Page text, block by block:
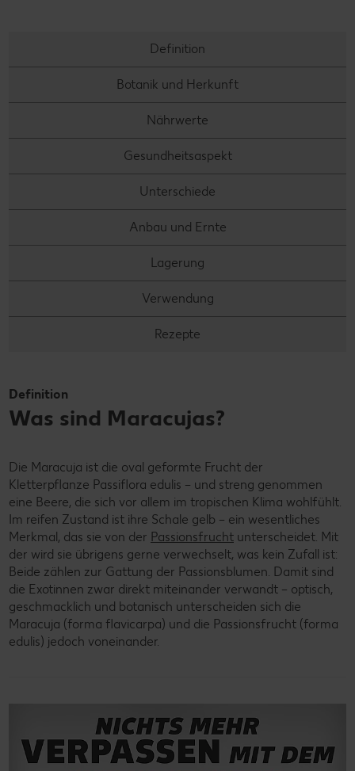
Definition
Botanik und Herkunft
Nährwerte
Gesundheitsaspekt
Unterschiede
Anbau und Ernte
Lagerung
Verwendung
Rezepte
Definition
Was sind Maracujas?
Die Maracuja ist die oval geformte Frucht der
Kletterpflanze Passiflora edulis – und streng genommen
eine Beere, die sich vor allem im tropischen Klima wohlfühlt.
Im reifen Zustand ist ihre Schale gelb – ein wesentliches
Merkmal, das sie von der Passionsfrucht unterscheidet. Mit
der wird sie übrigens gerne verwechselt, was kein Zufall ist:
Beide zählen zur Gattung der Passionsblumen. Damit sind
die Exotinnen zwar direkt miteinander verwandt – optisch,
geschmacklich und botanisch unterscheiden sich die
Maracuja (forma flavicarpa) und die Passionsfrucht (forma
edulis) jedoch voneinander.